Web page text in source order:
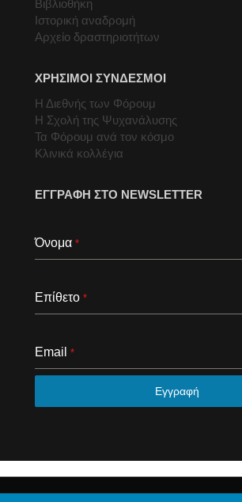
Βιβλιοθήκη
Ιστορική αναδρομή
Αρχείο δραστηριοτήτων
ΧΡΗΣΙΜΟΙ ΣΥΝΔΕΣΜΟΙ
Η Διεθνής των Φόρουμ
Η Σχολή της Ψυχανάλυσης
Τα Φόρουμ ανά τον κόσμο
Κλινικά κολλέγια
ΕΓΓΡΑΦΗ ΣΤΟ NEWSLETTER
Όνομα *
Επίθετο *
Email *
Εγγραφή